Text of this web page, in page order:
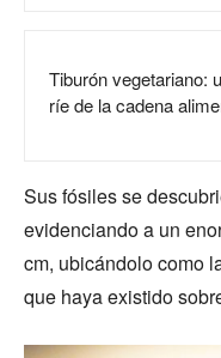
Tiburón vegetariano:
ríe de la cadena
Sus fósiles se
evidenciando a un
cm, ubicándolo como
que haya existido